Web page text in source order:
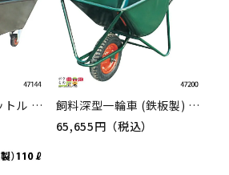
鉄製四輪車 600リットル 47144 四輪車 4輪車 運搬車 鉄製 飼料運搬車 畜産用品 酪農用品
飼料深型一輪車 (鉄板製) 110リットル 47200 一輪車 1輪車 運搬車 鉄製 飼料運搬車 畜産用品 酪農用品
65,655円（税込）